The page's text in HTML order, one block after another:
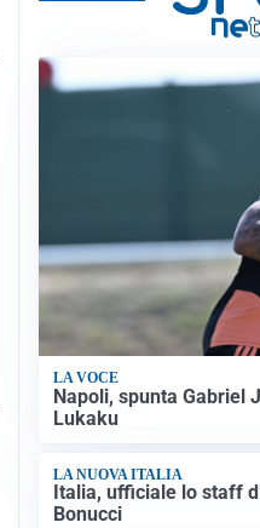
LA VOCE
Napoli, spunta Gabriel
Lukaku
LA NUOVA ITALIA
Italia, ufficiale lo staff
Bonucci